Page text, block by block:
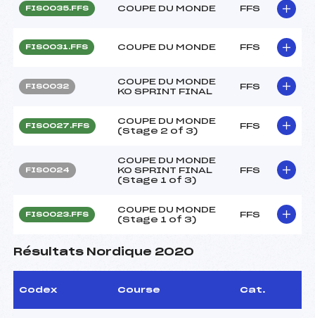
FIS0035.FFS COUPE DU MONDE FFS
FIS0031.FFS COUPE DU MONDE FFS
FIS0032
COUPE DU MONDE
KO SPRINT FINAL
FFS
FIS0027.FFS
COUPE DU MONDE
(Stage 2 of 3)
FFS
FIS0024
COUPE DU MONDE
KO SPRINT FINAL
(Stage 1 of 3)
FFS
FIS0023.FFS
COUPE DU MONDE
(Stage 1 of 3)
FFS
Résultats Nordique 2020
Codex Course Cat.